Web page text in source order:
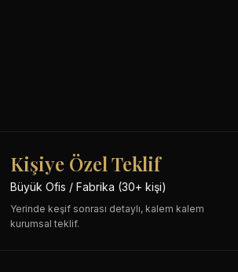
Kişiye Özel Teklif
Büyük Ofis / Fabrika (30+ kişi)
Yerinde keşif sonrası detaylı, kalem kalem
kurumsal teklif.